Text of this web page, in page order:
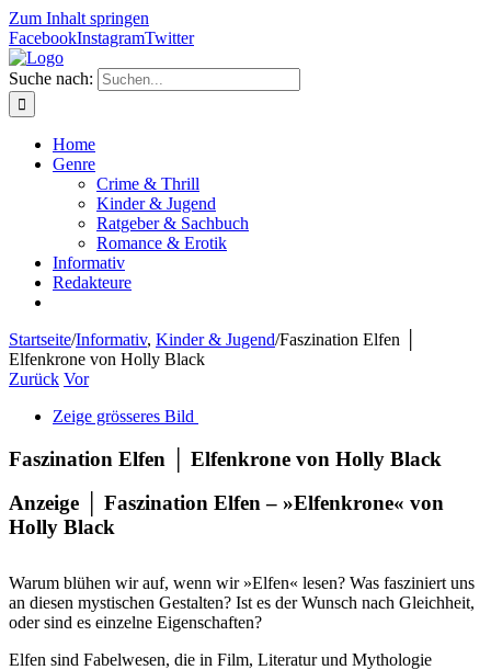
Zum Inhalt springen
FacebookInstagramTwitter
Suche nach:
Home
Genre
Crime & Thrill
Kinder & Jugend
Ratgeber & Sachbuch
Romance & Erotik
Informativ
Redakteure
Startseite/Informativ, Kinder & Jugend/Faszination Elfen │
Elfenkrone von Holly Black
Zurück Vor
Zeige grösseres Bild
Faszination Elfen │ Elfenkrone von Holly Black
Anzeige │ Faszination Elfen – »Elfenkrone« von
Holly Black
Warum blühen wir auf, wenn wir »Elfen« lesen? Was fasziniert uns
an diesen mystischen Gestalten? Ist es der Wunsch nach Gleichheit,
oder sind es einzelne Eigenschaften?
Elfen sind Fabelwesen, die in Film, Literatur und Mythologie